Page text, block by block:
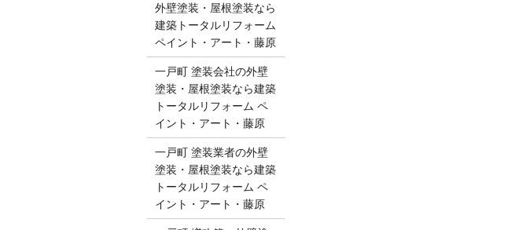
外壁塗装・屋根塗装なら
建築トータルリフォーム
ペイント・アート・藤原
一戸町 塗装会社の外壁
塗装・屋根塗装なら建築
トータルリフォーム ペ
イント・アート・藤原
一戸町 塗装業者の外壁
塗装・屋根塗装なら建築
トータルリフォーム ペ
イント・アート・藤原